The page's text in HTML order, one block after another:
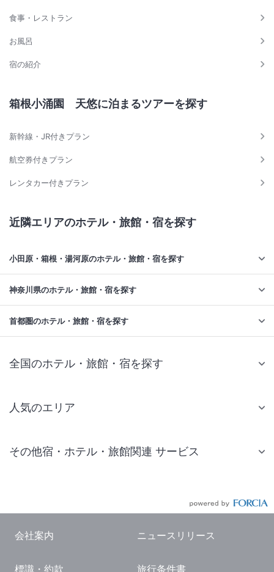
食事・レストラン
お風呂
宿の紹介
箱根小涌園 天悠に泊まるツアーを探す
新幹線・JR付きプラン
航空券付きプラン
レンタカー付きプラン
近隣エリアのホテル・旅館・宿を探す
小田原・箱根・湯河原のホテル・旅館・宿を探す
神奈川県のホテル・旅館・宿を探す
首都圏のホテル・旅館・宿を探す
全国のホテル・旅館・宿を探す
人気のエリア
仙台 ホテル
東京ドーム ホテル
その他宿・ホテル・旅館関連 サービス
会社案内 ニュースリリース
標識・約款 旅行条件書